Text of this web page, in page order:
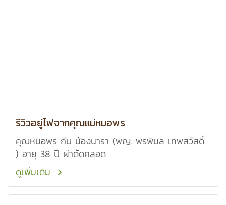
รีวิวอยู่ไฟจากคุณแม่หมอพร
คุณหมอพร กับ น้องนารา (พญ. พรพิมล เทพสวัสดิ์
) อายุ 38 ปี ผ่าตัดคลอด
ดูเพิ่มเติม